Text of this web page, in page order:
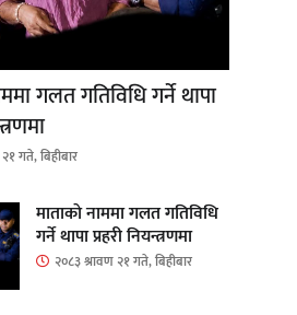
गलत गतिविधि गर्ने थापा
गते, बिहीबार
माताकाे नाममा गलत गतिविधि
गर्ने थापा प्रहरी नियन्त्रणमा
२०८३ श्रावण २१ गते, बिहीबार